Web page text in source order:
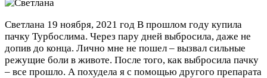
Светлана 19 ноября, 2021 год В прошлом году купила
пачку Турбослима. Через пару дней выбросила, даже не
допив до конца. Лично мне не пошел – вызвал сильные
режущие боли в животе. После того, как выбросила пачку
– все прошло. А похудела я с помощью другого препарата